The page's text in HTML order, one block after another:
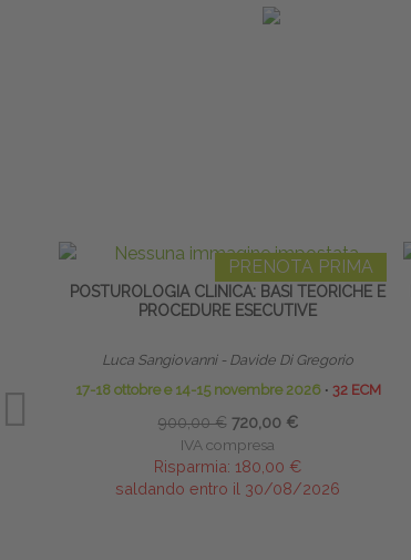
PRENOTA PRIMA
POSTUROLOGIA CLINICA: BASI TEORICHE E
PROCEDURE ESECUTIVE
Luca Sangiovanni - Davide Di Gregorio
17-18 ottobre e 14-15 novembre 2026 ∙ 32 ECM
900,00 € 720,00 €
IVA compresa
Risparmia: 180,00 €
saldando entro il 30/08/2026